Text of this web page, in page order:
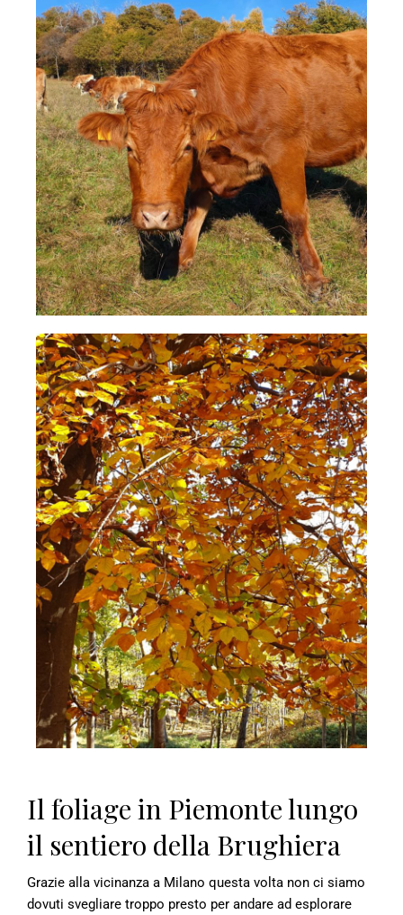
Il foliage in Piemonte lungo
il sentiero della Brughiera
Grazie alla vicinanza a Milano questa volta non ci siamo
dovuti svegliare troppo presto per andare ad esplorare